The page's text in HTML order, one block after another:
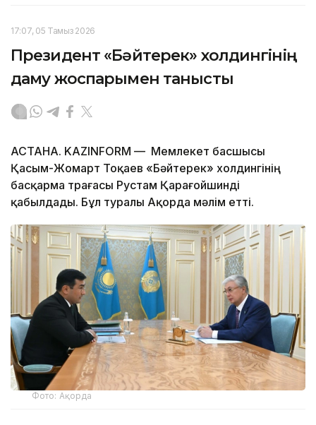
17:07, 05 Тамыз 2026
Президент «Бәйтерек» холдингінің
даму жоспарымен танысты
АСТАНА. KAZINFORM — Мемлекет басшысы
Қасым-Жомарт Тоқаев «Бәйтерек» холдингінің
басқарма төрағасы Рустам Қарағойшинді
қабылдады. Бұл туралы Ақорда мәлім етті.
Фото: Ақорда